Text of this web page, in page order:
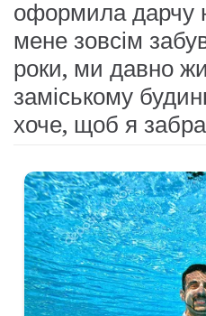
оформила дарчу
мене зовсім
роки, ми давно
заміському
хоче, щоб я